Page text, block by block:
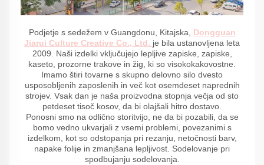
Podjetje s sedežem v Guangdonu, Kitajska, Dongguan
Jiarui Culture Creative Co., Ltd. je bila ustanovljena leta
2009. Naši izdelki vključujejo lepljive zapiske, zapiske,
kaseto, prozorne trakove in žig, ki so visokokakovostne.
Imamo štiri tovarne s skupno delovno silo dvesto
usposobljenih zaposlenih in več kot osemdeset naprednih
strojev. Vsak dan je naša proizvodna stopnja večja od sto
petdeset tisoč kosov, da bi olajšali hitro dostavo.
Ponosni smo na odlično storitvijo, ne da bi pozabili, da se
bomo vedno ukvarjali z vsemi problemi, povezanimi s
izdelkom, kot so odstopanja pri rezanju, netočnosti barv,
napake folije in zmanjšana lepljivost. Sodelovanje pri
spodbujanju sodelovanja.